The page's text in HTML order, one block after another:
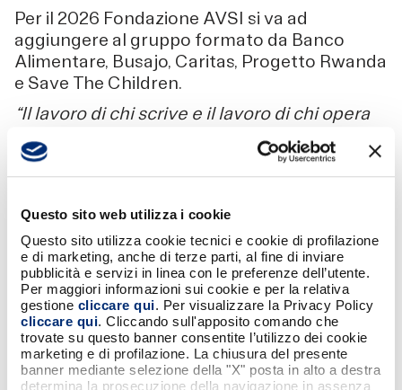
Questo sito web utilizza i cookie
Questo sito utilizza cookie tecnici e cookie di profilazione
e di marketing, anche di terze parti, al fine di inviare
pubblicità e servizi in linea con le preferenze dell’utente.
Per maggiori informazioni sui cookie e per la relativa
gestione cliccare qui. Per visualizzare la Privacy Policy
cliccare qui. Cliccando sull'apposito comando che
trovate su questo banner consentite l’utilizzo dei cookie
marketing e di profilazione. La chiusura del presente
banner mediante selezione della "X" posta in alto a destra
determina la prosecuzione della navigazione in assenza
Per il 2026 Fondazione AVSI si va ad
aggiungere al gruppo formato da Banco
Alimentare, Busajo, Caritas, Progetto Rwanda
e Save The Children.
“Il lavoro di chi scrive e il lavoro di chi opera
in campo umanitario, ce ne rendiamo conto
sempre di più, appaiono diversissimi, invece
hanno caratteristiche comuni. Richiedono
impegno. Ogni libro, e ogni persona povera
che si aiuta a diventare un essere autonomo
e libero, hanno bisogno della stessa cura
intelligente e affettuosa. Una maggiore
giustizia è poi importante per far gustare la
bellezza che c’è nelle cose. Per questo la
nostra frase manifesto raccontare il mondo,
renderlo un posto migliore, pur se ambiziosa,